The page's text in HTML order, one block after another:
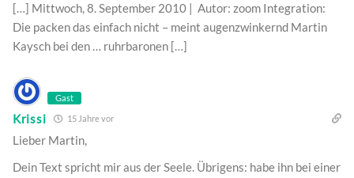
[…] Mittwoch, 8. September 2010 | Autor: zoom Integration:
Die packen das einfach nicht – meint augenzwinkernd Martin
Kaysch bei den … ruhrbaronen […]
Gast
Krissi 15 Jahre vor
Lieber Martin,
Dein Text spricht mir aus der Seele. Übrigens: habe ihn bei einer